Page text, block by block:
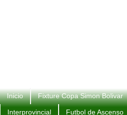
Inicio Fixture Copa Simon Bolivar
Interprovincial Futbol de Ascenso